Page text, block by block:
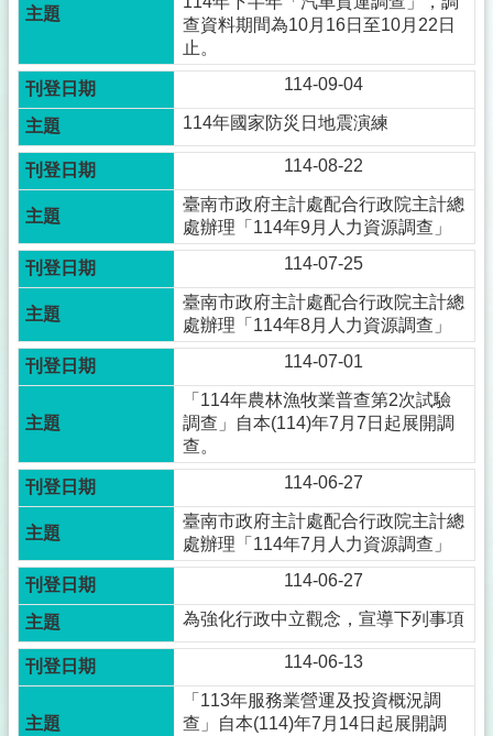
查資料期間為10月16日至10月22日
止。
114-09-04
114年國家防災日地震演練
114-08-22
臺南市政府主計處配合行政院主計總
處辦理「114年9月人力資源調查」
114-07-25
臺南市政府主計處配合行政院主計總
處辦理「114年8月人力資源調查」
114-07-01
「114年農林漁牧業普查第2次試驗
調查」自本(114)年7月7日起展開調
查。
114-06-27
臺南市政府主計處配合行政院主計總
處辦理「114年7月人力資源調查」
114-06-27
為強化行政中立觀念，宣導下列事項
114-06-13
「113年服務業營運及投資概況調
查」自本(114)年7月14日起展開調